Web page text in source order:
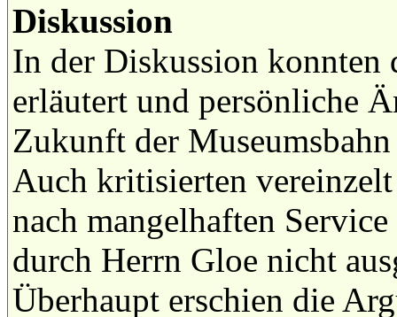
Diskussion
In der Diskussion konnten
erläutert und persönliche
Zukunft der
Auch kritisierten
nach mangelhaften
durch Herrn Gloe nicht
Überhaupt erschien die